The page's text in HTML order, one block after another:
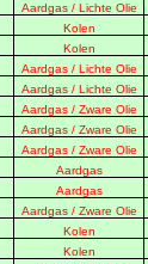
Aardgas / Lichte Olie
Kolen
Kolen
Aardgas / Lichte Olie
Aardgas / Lichte Olie
Aardgas / Zware Olie
Aardgas / Zware Olie
Aardgas / Zware Olie
Aardgas
Aardgas
Aardgas / Zware Olie
Kolen
Kolen